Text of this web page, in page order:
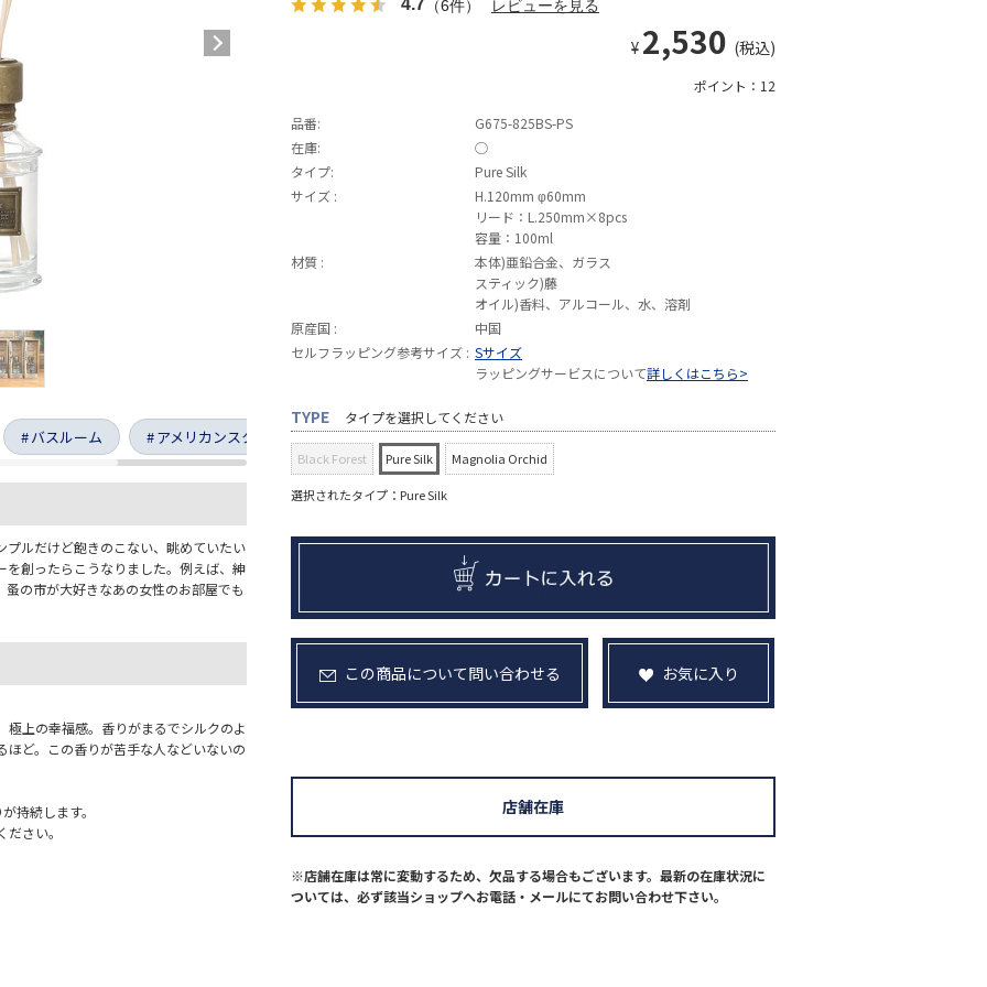
バスルーム アメリカンスタイル リビング
ルだけど飽きのこない、眺めていたい
創ったらこうなりました。例えば、紳
の市が大好きなあの女性のお部屋でも
上の幸福感。香りがまるでシルクのよ
ど。この香りが苦手な人などいないの
持続します。
さい。
4.7 （6件） レビューを見る
¥ 2,530 (税込)
ポイント：12
品番:
G675-825BS-PS
在庫:
◯
タイプ:
Pure Silk
サイズ :
H.120mm φ60mm
リード：L.250mm×8pcs
容量：100ml
材質 :
本体)亜鉛合金、ガラス
スティック)藤
オイル)香料、アルコール、水、溶剤
原産国 :
中国
セルフラッピング参考サイズ : Sサイズ
ラッピングサービスについて詳しくはこちら>
TYPE タイプを選択してください
Black Forest Pure Silk Magnolia Orchid
選択されたタイプ：Pure Silk
この商品について問い合わせる お気に入り
※店舗在庫は常に変動するため、欠品する場合もございます。最新の在庫状況に
ついては、必ず該当ショップへお電話・メールにてお問い合わせ下さい。
店舗在庫